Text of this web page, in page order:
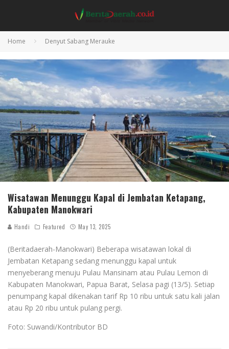
Home Denyut Sabang Merauke
Wisatawan Menunggu Kapal di Jembatan Ketapang,
Kabupaten Manokwari
Handi Featured May 13, 2025
(Beritadaerah-Manokwari) Beberapa wisatawan lokal di
Jembatan Ketapang sedang menunggu kapal untuk
menyeberang menuju Pulau Mansinam atau Pulau Lemon di
Kabupaten Manokwari, Papua Barat, Selasa pagi (13/5). Setiap
penumpang kapal dikenakan tarif Rp 10 ribu untuk satu kali jalan
atau Rp 20 ribu untuk pulang pergi.
Foto: Suwandi/Kontributor BD